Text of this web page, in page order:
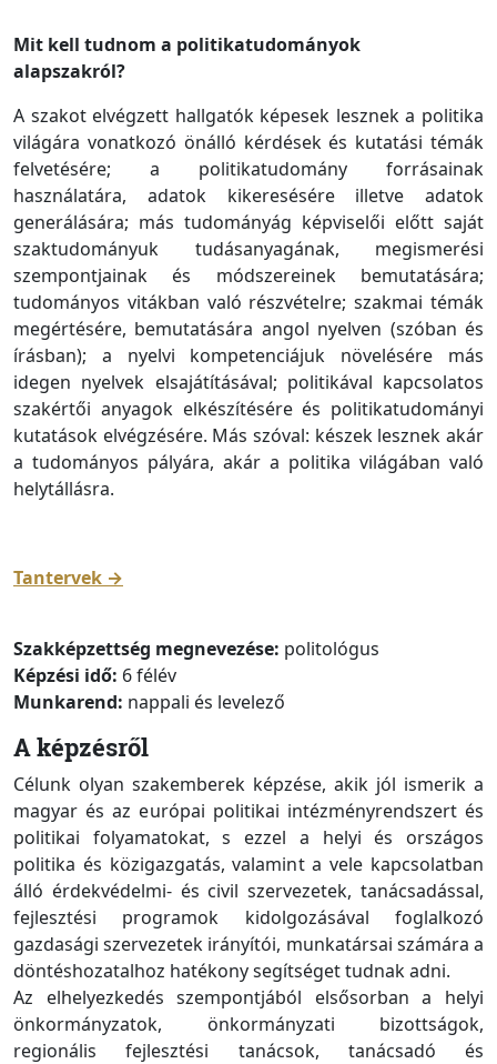
Mit kell tudnom a politikatudományok
alapszakról?
A szakot elvégzett hallgatók képesek lesznek a politika
világára vonatkozó önálló kérdések és kutatási témák
felvetésére; a politikatudomány forrásainak
használatára, adatok kikeresésére illetve adatok
generálására; más tudományág képviselői előtt saját
szaktudományuk tudásanyagának, megismerési
szempontjainak és módszereinek bemutatására;
tudományos vitákban való részvételre; szakmai témák
megértésére, bemutatására angol nyelven (szóban és
írásban); a nyelvi kompetenciájuk növelésére más
idegen nyelvek elsajátításával; politikával kapcsolatos
szakértői anyagok elkészítésére és politikatudományi
kutatások elvégzésére. Más szóval: készek lesznek akár
a tudományos pályára, akár a politika világában való
helytállásra.
Tantervek →
Szakképzettség megnevezése: politológus
Képzési idő: 6 félév
Munkarend: nappali és levelező
A képzésről
Célunk olyan szakemberek képzése, akik jól ismerik a
magyar és az európai politikai intézményrendszert és
politikai folyamatokat, s ezzel a helyi és országos
politika és közigazgatás, valamint a vele kapcsolatban
álló érdekvédelmi- és civil szervezetek, tanácsadással,
fejlesztési programok kidolgozásával foglalkozó
gazdasági szervezetek irányítói, munkatársai számára a
döntéshozatalhoz hatékony segítséget tudnak adni.
Az elhelyezkedés szempontjából elsősorban a helyi
önkormányzatok, önkormányzati bizottságok,
regionális fejlesztési tanácsok, tanácsadó és